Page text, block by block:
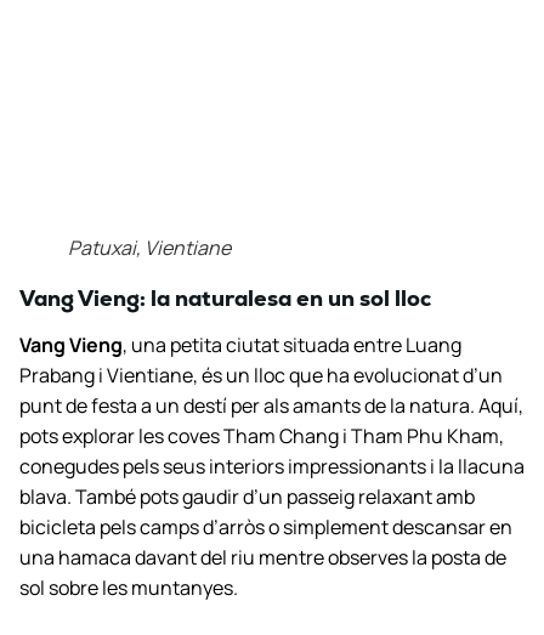
Patuxai, Vientiane
Vang Vieng: la naturalesa en un sol lloc
Vang Vieng, una petita ciutat situada entre Luang
Prabang i Vientiane, és un lloc que ha evolucionat d’un
punt de festa a un destí per als amants de la natura. Aquí,
pots explorar les coves Tham Chang i Tham Phu Kham,
conegudes pels seus interiors impressionants i la llacuna
blava. També pots gaudir d’un passeig relaxant amb
bicicleta pels camps d’arròs o simplement descansar en
una hamaca davant del riu mentre observes la posta de
sol sobre les muntanyes.